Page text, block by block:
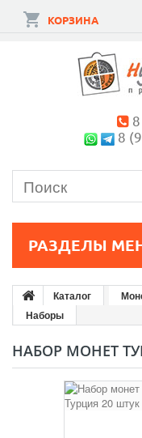
КОРЗИНА
8
РАЗДЕЛЫ
Каталог
Наборы
НАБОР МОНЕТ